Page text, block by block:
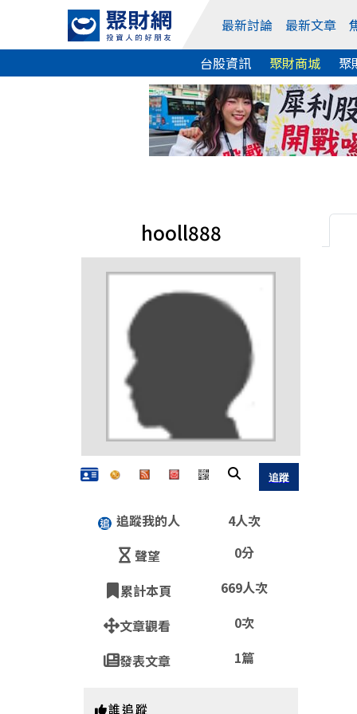
最新討論 最新文章
台股資訊
聚財商城 聚
hooll888
追蹤我的人
4人次
聲望
0分
累計本頁
669人次
文章觀看
0次
發表文章
1篇
誰追蹤